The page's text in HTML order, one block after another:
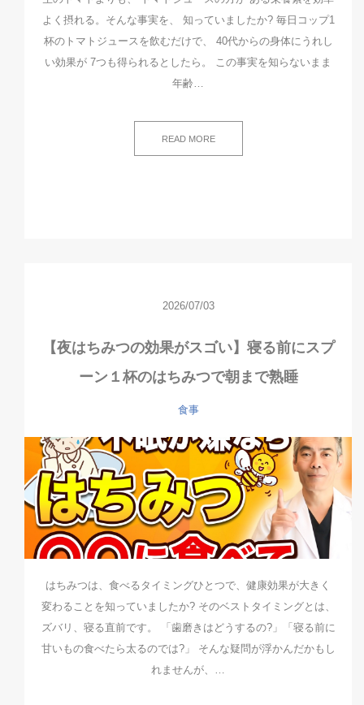
よく摂れる。そんな事実を、 知っていましたか? 毎日コップ1
杯のトマトジュースを飲むだけで、 40代からの身体にうれし
い効果が 7つも得られるとしたら。 この事実を知らないまま
年齢…
READ MORE
2026/07/03
【夜はちみつの効果がスゴい】寝る前にスプ
ーン１杯のはちみつで朝まで熟睡
食事
はちみつは、食べるタイミングひとつで、健康効果が大きく
変わることを知っていましたか? そのベストタイミングとは、
ズバリ、寝る直前です。 「歯磨きはどうするの?」「寝る前に
甘いもの食べたら太るのでは?」 そんな疑問が浮かんだかもし
れませんが、…